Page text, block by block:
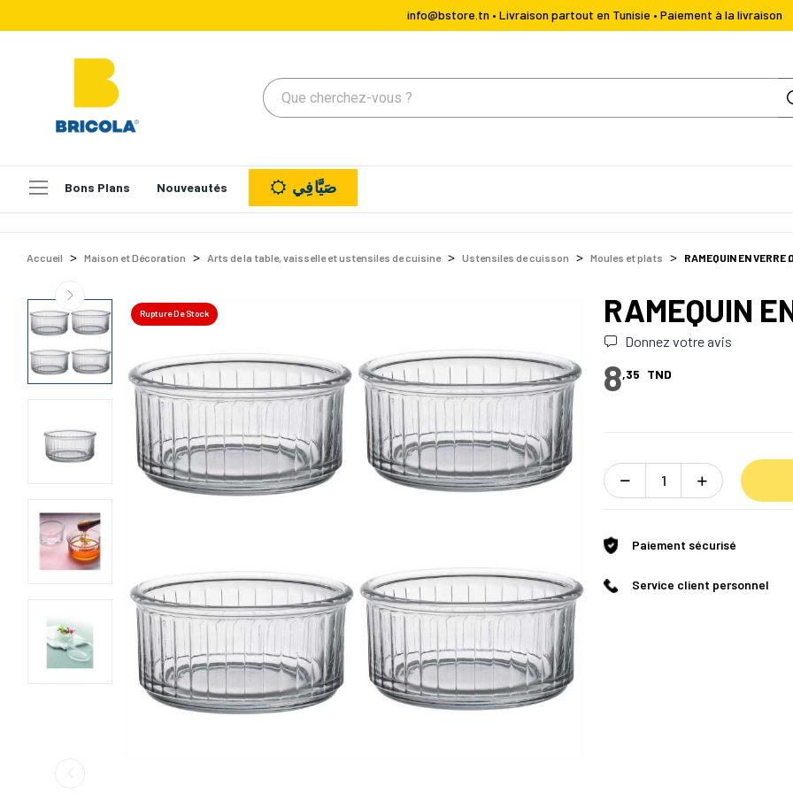
info@bstore.tn • Livraison partout en Tunisie • Paiement à la livraison
Bons Plans Nouveautés صَيَّافِي
Accueil Maison et Décoration Arts de la table, vaisselle et ustensiles de cuisine Ustensiles de cuisson Moules et plats RAMEQUIN EN VERRE
Rupture De Stock RAMEQUIN
Donnez votre avis
8,35 TND
Paiement sécurisé
Service client personnel